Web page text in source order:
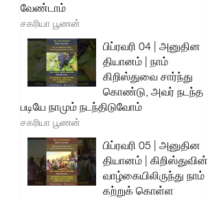
வேண்டாம்
சகரியா பூணன்
பிப்ரவரி 04 | அனுதின
தியானம் | நாம்
கிறிஸ்துவை சார்ந்து
கொண்டு, அவர் நடந்த
படியே நாமும் நடந்திடுவோம்
சகரியா பூணன்
பிப்ரவரி 05 | அனுதின
தியானம் | கிறிஸ்துவின்
வாழ்கையிலிருந்து நாம்
கற்றுக் கொள்ள